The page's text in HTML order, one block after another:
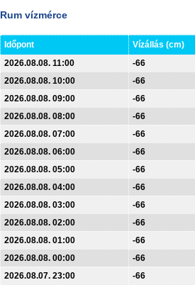
Rum vízmérce
Időpont Vízállás (cm)
2026.08.08. 11:00
-66
2026.08.08. 10:00
-66
2026.08.08. 09:00
-66
2026.08.08. 08:00
-66
2026.08.08. 07:00
-66
2026.08.08. 06:00
-66
2026.08.08. 05:00
-66
2026.08.08. 04:00
-66
2026.08.08. 03:00
-66
2026.08.08. 02:00
-66
2026.08.08. 01:00
-66
2026.08.08. 00:00
-66
2026.08.07. 23:00
-66